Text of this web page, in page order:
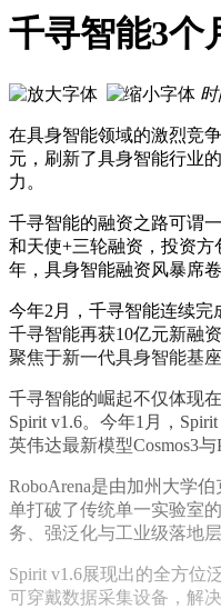
世界人工智能大会现场直
长鑫科技科创板上市引公
WAIC现场直击：20位
马斯克透露：美光为特斯
千寻智能3个
时
在具身智能领域的激烈竞
元，刷新了具身智能行业
力。
千寻智能的融资之路可谓
和天使+三轮融资，投资方
年，具身智能融资风暴席
今年2月，千寻智能连续完
千寻智能再获10亿元新融
聚焦于新一代具身智能基
千寻智能的崛起不仅体现
Spirit v1.6。今年1月，
英伟达最新模型Cosmos3
RoboArena是由加州大学
单打破了传统单一实验室
务、强泛化与工业级落地
Spirit v1.6展现出的全方位
可穿戴数据采集设备，解